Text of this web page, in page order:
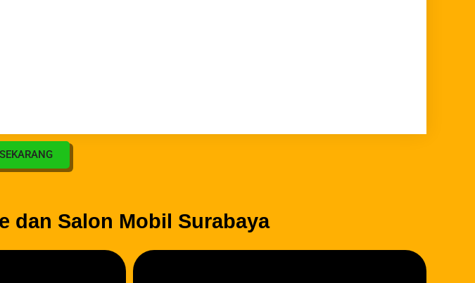
dan Salon Mobil Surabaya